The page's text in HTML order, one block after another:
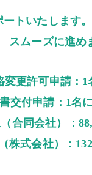
トいたします
スムーズに進め
更許可申請：1
交付申請：1名
合同会社）：
株式会社）：